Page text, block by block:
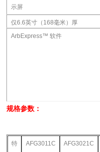
示屏
仅6.6英寸（168毫米）厚
ArbExpress™ 软件
规格参数：
特 AFG3011C AFG3021C